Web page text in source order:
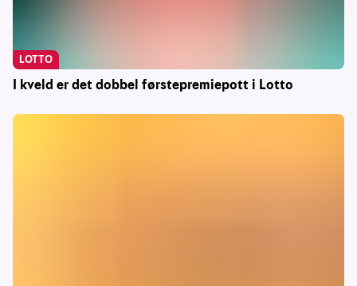
I kveld er det dobbel førstepremiepott i Lotto
LOTTO